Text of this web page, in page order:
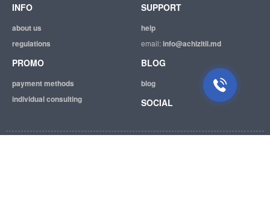
INFO
about us
regulations
SUPPORT
help
email:info@achizitii.md
PROMO
payment methods
individual consulting
BLOG
blog
SOCIAL